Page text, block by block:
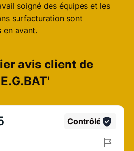
soigné des équipes et les
surfacturation sont
en avant.
avis client de
E.G.BAT'
Contrôlé